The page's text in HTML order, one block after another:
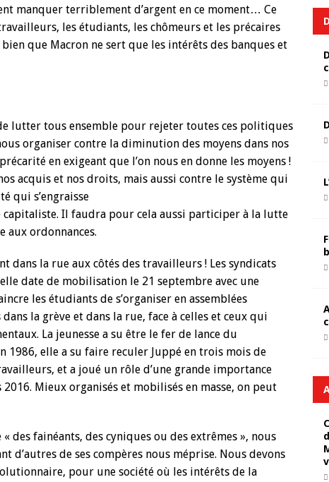
manquer terriblement d’argent en ce moment… Ce
les étudiants, les chômeurs et les précaires
que Macron ne sert que les intérêts des banques et
lutter tous ensemble pour rejeter toutes ces politiques
organiser contre la diminution des moyens dans nos
en exigeant que l’on nous en donne les moyens !
acquis et nos droits, mais aussi contre le système qui
qui s’engraisse
Il faudra pour cela aussi participer à la lutte
aux ordonnances.
dans la rue aux côtés des travailleurs ! Les syndicats
date de mobilisation le 21 septembre avec une
les étudiants de s’organiser en assemblées
la grève et dans la rue, face à celles et ceux qui
La jeunesse a su être le fer de lance du
1986, elle a su faire reculer Juppé en trois mois de
et a joué un rôle d’une grande importance
Mieux organisés et mobilisés en masse, on peut
des fainéants, des cyniques ou des extrêmes », nous
d’autres de ses compères nous méprise. Nous devons
pour une société où les intérêts de la